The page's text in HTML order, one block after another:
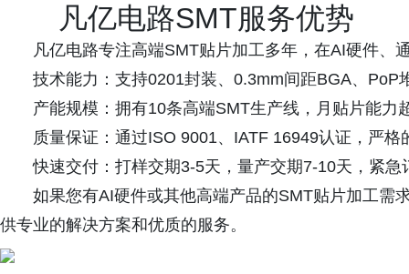
凡亿电路SMT服务优势
凡亿电路专注高端SMT贴片加工多年，在AI硬件、
技术能力：支持0201封装、0.3mm间距BGA、PoP
产能规模：拥有10条高端SMT生产线，月贴片能力
质量保证：通过ISO 9001、IATF 16949认证，严
快速交付：打样交期3-5天，量产交期7-10天，紧
如果您有AI硬件或其他高端产品的SMT贴片加工需
供专业的解决方案和优质的服务。